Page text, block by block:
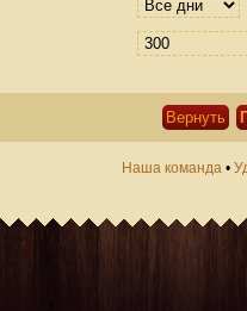
Наша команда •